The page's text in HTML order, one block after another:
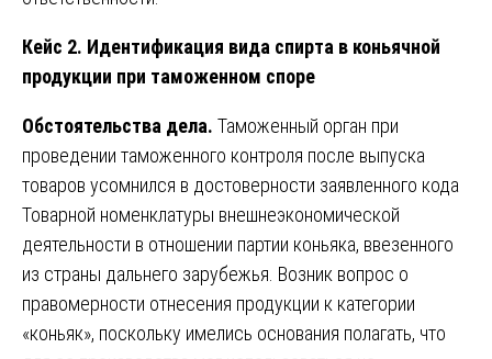
Кейс 2. Идентификация вида спирта в коньячной
продукции при таможенном споре
Обстоятельства дела. Таможенный орган при
проведении таможенного контроля после выпуска
товаров усомнился в достоверности заявленного кода
Товарной номенклатуры внешнеэкономической
деятельности в отношении партии коньяка, ввезенного
из страны дальнего зарубежья. Возник вопрос о
правомерности отнесения продукции к категории
«коньяк», поскольку имелись основания полагать, что